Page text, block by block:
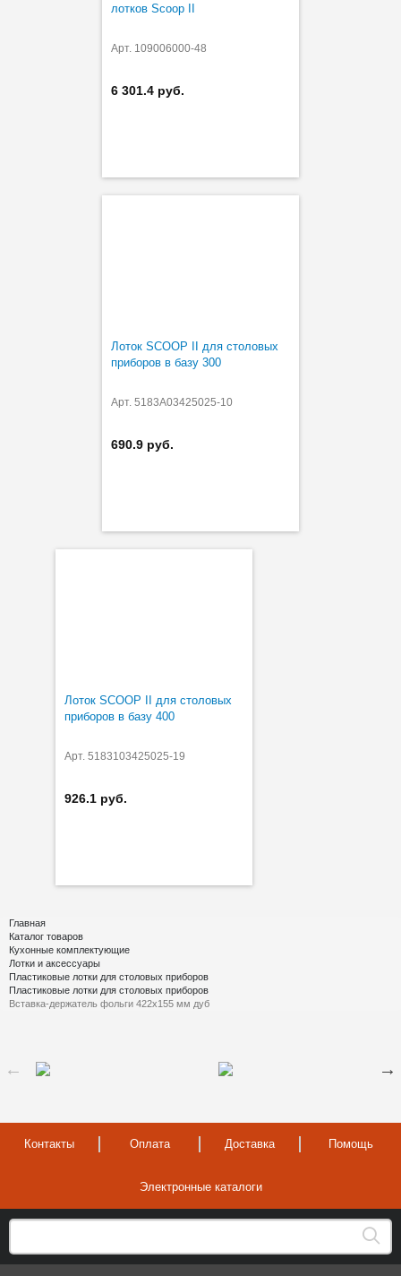
лотков Scoop II
Арт. 109006000-48
6 301.4 руб.
Лоток SCOOP II для столовых
приборов в базу 300
Арт. 5183A03425025-10
690.9 руб.
Лоток SCOOP II для столовых
приборов в базу 400
Арт. 5183103425025-19
926.1 руб.
Главная
Каталог товаров
Кухонные комплектующие
Лотки и аксессуары
Пластиковые лотки для столовых приборов
Пластиковые лотки для столовых приборов
Вставка-держатель фольги 422х155 мм дуб
Контакты Оплата Доставка Помощь
Электронные каталоги